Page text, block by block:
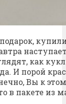
как
И порой
Вы к
в пакете из